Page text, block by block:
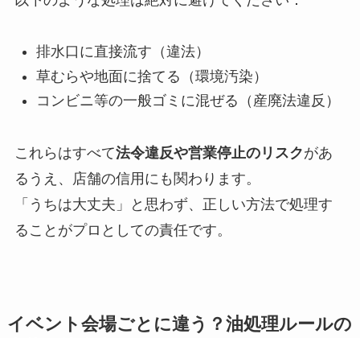
排水口に直接流す（違法）
草むらや地面に捨てる（環境汚染）
コンビニ等の一般ゴミに混ぜる（産廃法違反）
これらはすべて法令違反や営業停止のリスクがあ
るうえ、店舗の信用にも関わります。
「うちは大丈夫」と思わず、正しい方法で処理す
ることがプロとしての責任です。
イベント会場ごとに違う？油処理ルールの